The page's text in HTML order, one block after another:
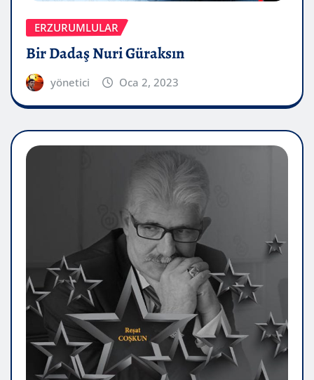
ERZURUMLULAR
Bir Dadaş Nuri Güraksın
yönetici Oca 2, 2023